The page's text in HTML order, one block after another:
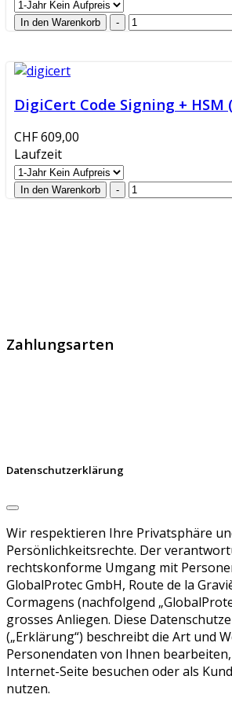
DigiCert Code Signing + HSM
CHF 609,00
Laufzeit
Zahlungsarten
Datenschutzerklärung
Wir respektieren Ihre Privatsphäre
Persönlichkeitsrechte. Der
rechtskonforme Umgang mit
GlobalProtec GmbH, Route de la
Cormagens (nachfolgend
grosses Anliegen. Diese
(„Erklärung“) beschreibt die Art und
Personendaten von Ihnen
Internet-Seite besuchen oder als
nutzen.